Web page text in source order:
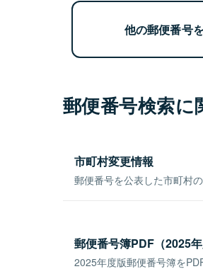
他の郵便番号
郵便番号検索に
市町村変更情報
郵便番号を公表した市町村
郵便番号簿PDF（2025年
2025年度版郵便番号簿を